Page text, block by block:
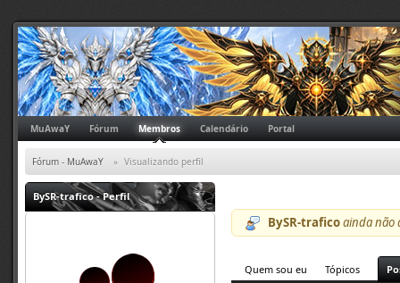
MuAwaY Fórum Membros Calendário Portal
Fórum - MuAwaY » Visualizando perfil
BySR-trafico- Perfil
BySR-traficoainda não
Quem sou eu Tópicos